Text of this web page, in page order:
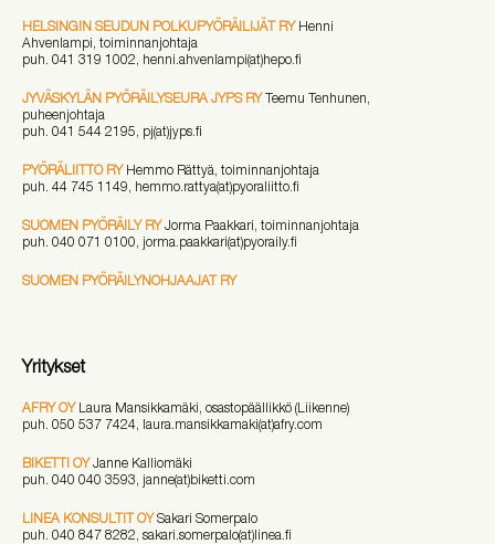
HELSINGIN SEUDUN POLKUPYÖRÄILIJÄT RYHenni
Ahvenlampi, toiminnanjohtaja
puh. 041 319 1002, henni.ahvenlampi(at)hepo.fi
JYVÄSKYLÄN PYÖRÄILYSEURA JYPS RYTeemu Tenhunen,
puheenjohtaja
puh. 041 544 2195, pj(at)jyps.fi
PYÖRÄLIITTO RYHemmo Rättyä, toiminnanjohtaja
puh. 44 745 1149, hemmo.rattya(at)pyoraliitto.fi
SUOMEN PYÖRÄILY RY Jorma Paakkari, toiminnanjohtaja
puh. 040 071 0100, jorma.paakkari(at)pyoraily.fi
SUOMEN PYÖRÄILYNOHJAAJAT RY
Yritykset
AFRY OYLaura Mansikkamäki, osastopäällikkö (Liikenne)
puh. 050 537 7424, laura.mansikkamaki(at)afry.com
BIKETTI OYJanne Kalliomäki
puh. 040 040 3593, janne(at)biketti.com
LINEA KONSULTIT OYSakari Somerpalo
puh. 040 847 8282, sakari.somerpalo(at)linea.fi